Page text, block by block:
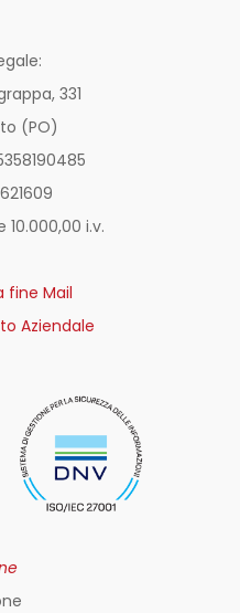
331
(PO)
621609
i.v.
fine Mail
Aziendale